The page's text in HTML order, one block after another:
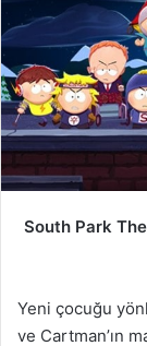
South Park
Yeni çocuğu
ve Cartman’ın